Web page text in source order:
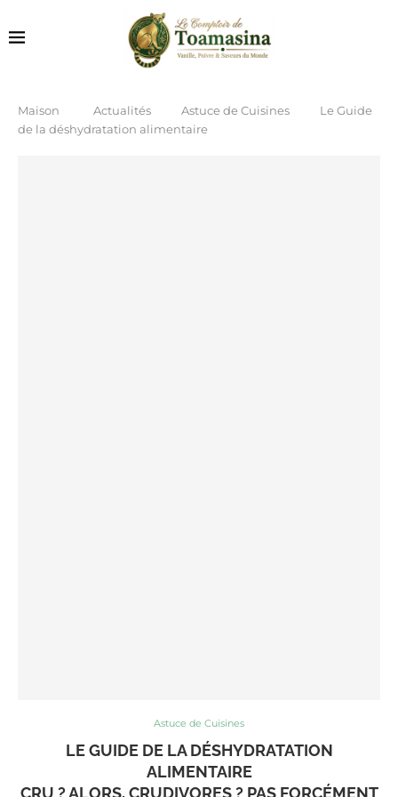
Maison Actualités Astuce de Cuisines
Le Guide
de la déshydratation alimentaire
Astuce de Cuisines
LE GUIDE DE LA DÉSHYDRATATION
ALIMENTAIRE
CRU ? ALORS, CRUDIVORES ? PAS FORCÉMENT